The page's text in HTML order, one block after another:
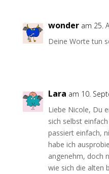
wonder am 25.
Deine Worte tun
Lara am 10.
Liebe Nicole, Du
sich selbst
passiert einfach,
habe ich
angenehm, doch
wie sich die alten